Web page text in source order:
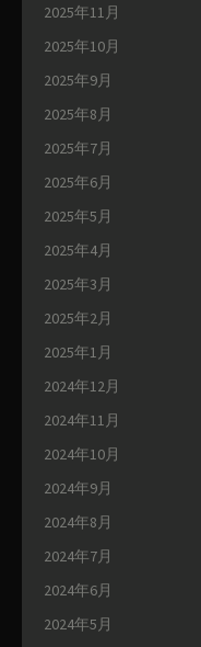
2025年11月
2025年10月
2025年9月
2025年8月
2025年7月
2025年6月
2025年5月
2025年4月
2025年3月
2025年2月
2025年1月
2024年12月
2024年11月
2024年10月
2024年9月
2024年8月
2024年7月
2024年6月
2024年5月